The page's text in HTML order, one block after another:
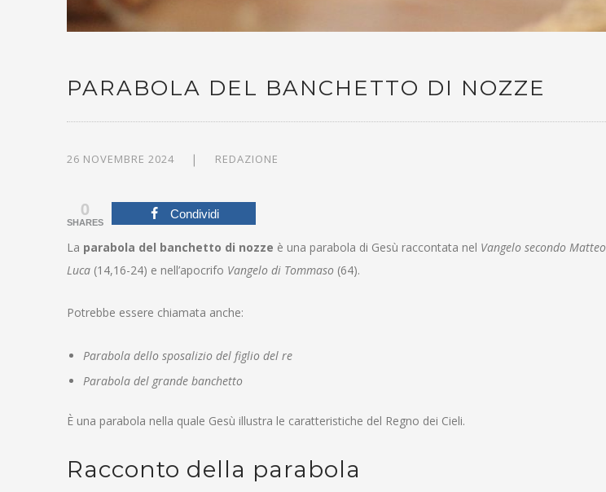
PARABOLA DEL BANCHETTO DI NOZZE
26 NOVEMBRE 2024 REDAZIONE
0
SHARES
Condividi
La parabola del banchetto di nozze è una parabola di Gesù raccontata nel Vangelo secondo Matteo
Luca (14,16-24) e nell’apocrifo Vangelo di Tommaso (64).
Potrebbe essere chiamata anche:
Parabola dello sposalizio del figlio del re
Parabola del grande banchetto
È una parabola nella quale Gesù illustra le caratteristiche del Regno dei Cieli.
Racconto della parabola